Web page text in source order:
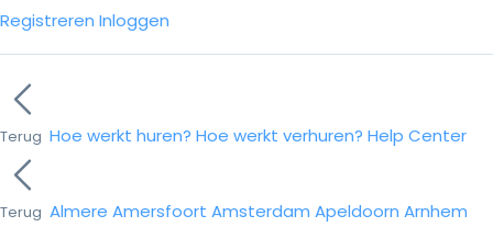
Registreren Inloggen
Terug Hoe werkt huren? Hoe werkt verhuren? Help Center
Terug Almere Amersfoort Amsterdam Apeldoorn Arnhem